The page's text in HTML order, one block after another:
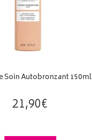
Soin Autobronzant 150ml
21,90€